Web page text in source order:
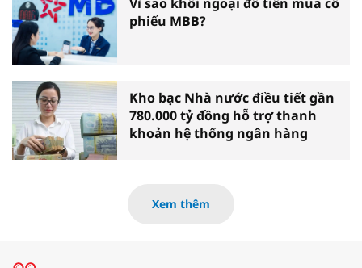
phiếu MBB?
Kho bạc Nhà nước điều tiết gần
780.000 tỷ đồng hỗ trợ thanh
khoản hệ thống ngân hàng
Xem thêm